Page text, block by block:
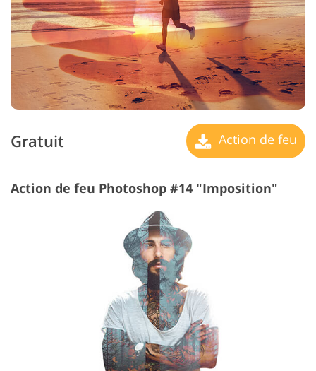
Gratuit Action de feu
Action de feu Photoshop #14 "Imposition"